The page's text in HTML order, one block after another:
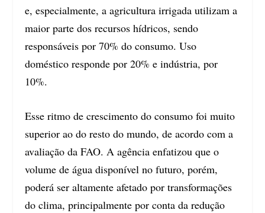
e, especialmente, a agricultura irrigada utilizam a
maior parte dos recursos hídricos, sendo
responsáveis por 70% do consumo. Uso
doméstico responde por 20% e indústria, por
10%.
Esse ritmo de crescimento do consumo foi muito
superior ao do resto do mundo, de acordo com a
avaliação da FAO. A agência enfatizou que o
volume de água disponível no futuro, porém,
poderá ser altamente afetado por transformações
do clima, principalmente por conta da redução